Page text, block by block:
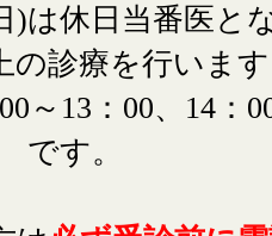
)は休日当番医と
の診療を行います
～13：00、14：
です。